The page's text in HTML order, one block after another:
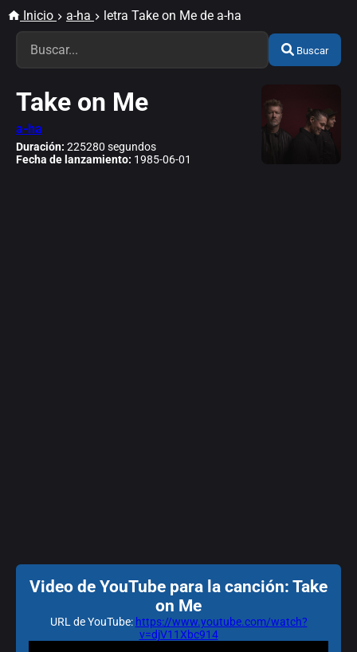
Inicio a-ha letra Take on Me de a-ha
Buscar
Take on Me
a-ha
Duración: 225280 segundos
Fecha de lanzamiento: 1985-06-01
Video de YouTube para la canción: Take
on Me
URL de YouTube: https://www.youtube.com/watch?
v=djV11Xbc914